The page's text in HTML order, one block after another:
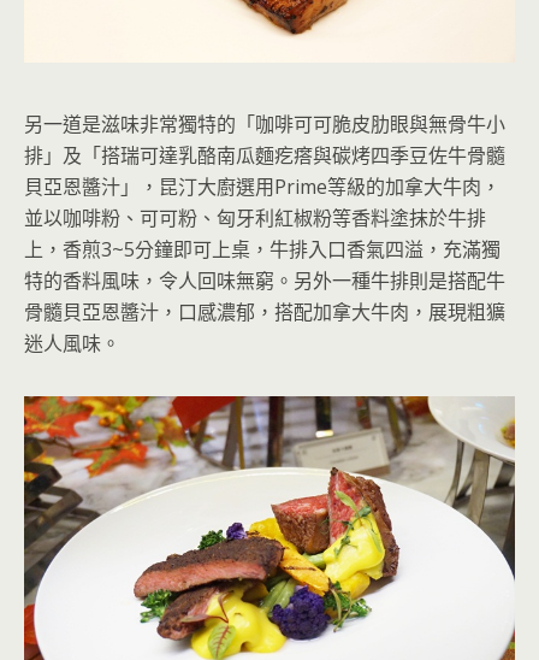
另一道是滋味非常獨特的「咖啡可可脆皮肋眼與無骨牛小
排」及「搭瑞可達乳酪南瓜麵疙瘩與碳烤四季豆佐牛骨髓
貝亞恩醬汁」，昆汀大廚選用Prime等級的加拿大牛肉，
並以咖啡粉、可可粉、匈牙利紅椒粉等香料塗抹於牛排
上，香煎3~5分鐘即可上桌，牛排入口香氣四溢，充滿獨
特的香料風味，令人回味無窮。另外一種牛排則是搭配牛
骨髓貝亞恩醬汁，口感濃郁，搭配加拿大牛肉，展現粗獷
迷人風味。